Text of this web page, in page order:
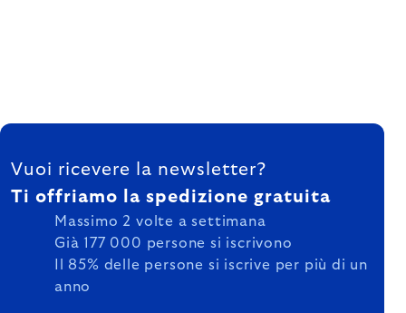
FOOTER
Vuoi ricevere la newsletter?
Ti offriamo la spedizione gratuita
Massimo 2 volte a settimana
Già 177 000 persone si iscrivono
Il 85% delle persone si iscrive per più di un
anno